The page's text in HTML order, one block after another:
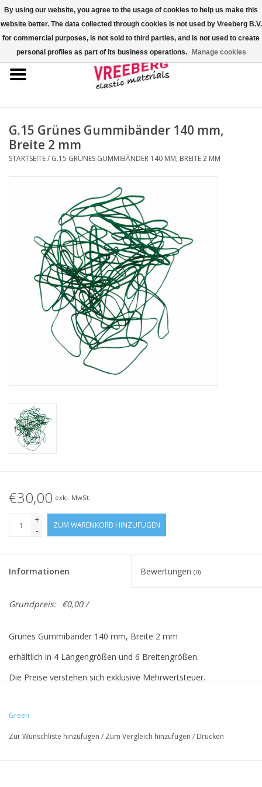
0 Artikel - €0,00
Startseite
Bunte Gummibänder
Gummispannseile
Kreuzgummibänder/X-Bands
Fastfix-Spannbänder
Geknotete Elastikschlaufe
Schwarze Gummibänder –
Sonderangebot!
Weiße Gummibänder –
G.15 Grünes Gummibänder 140 mm,
Breite 2 mm
STARTSEITE/ G.15 GRÜNES GUMMIBÄNDER 140 MM, BREITE 2 MM
€30,00 exkl. MwSt.
+
-
ZUM WARENKORB HINZUFÜGEN
Informationen Bewertungen (0)
Grundpreis: €0,00 /
Grünes Gummibänder 140 mm, Breite 2 mm
erhältlich in 4 Längengrößen und 6 Breitengrößen.
Die Preise verstehen sich exklusive Mehrwertsteuer.
Vreeberg-Elastics haben folgende Eigenschaften:
- hohe Elastizität
Green
Zur Wunschliste hinzufügen / Zum Vergleich hinzufügen / Drucken
By using our website, you agree to the usage of cookies to help us make this
website better. The data collected through cookies is not used by Vreeberg B.V.
for commercial purposes, is not sold to third parties, and is not used to create
personal profiles as part of its business operations.
Manage cookies